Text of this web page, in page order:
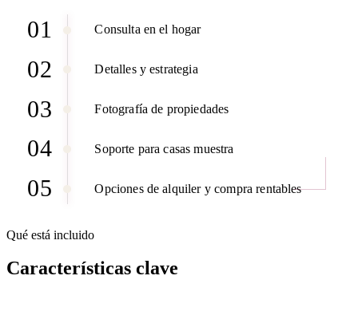
01 Consulta en el hogar
02 Detalles y estrategia
03 Fotografía de propiedades
04 Soporte para casas muestra
05 Opciones de alquiler y compra rentables
Qué está incluido
Características clave